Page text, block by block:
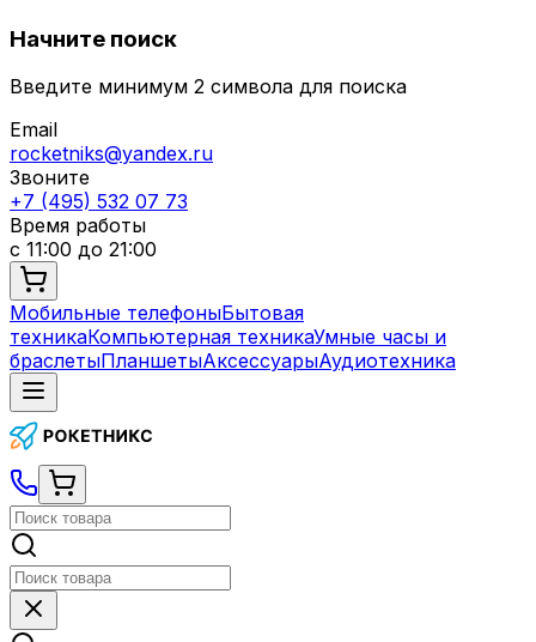
Начните поиск
Введите минимум 2 символа для поиска
Email
rocketniks@yandex.ru
Звоните
+7 (495) 532 07 73
Время работы
с 11:00 до 21:00
Мобильные телефоныБытовая
техникаКомпьютерная техникаУмные часы и
браслетыПланшетыАксессуарыАудиотехника